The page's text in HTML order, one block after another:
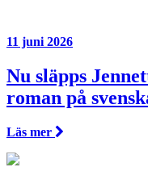
11 juni 2026
Nu släpps
roman på
Läs mer